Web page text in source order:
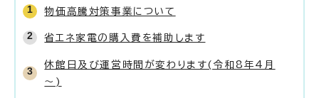
物価高騰対策事業について
省エネ家電の購入費を補助します
休館日及び運営時間が変わります(令和8年4月
～)